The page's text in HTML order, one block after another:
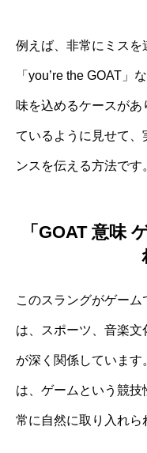
例えば、非常にミスを
「you’re the GOAT
味を込めるケースが
ているように見せて、
ンスを伝える方法です
「GOAT 意味
このスラングがゲー
は、スポーツ、音楽
が深く関係しています
は、ゲームという競
常に自然に取り入れら